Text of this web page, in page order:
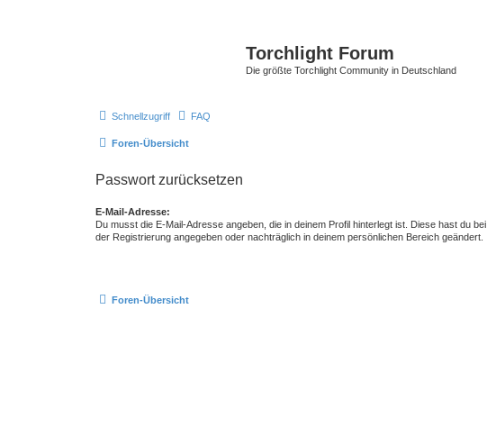
Torchlight Forum
Die größte Torchlight Community in Deutschland
Schnellzugriff FAQ
Foren-Übersicht
Passwort zurücksetzen
E-Mail-Adresse:
Du musst die E-Mail-Adresse angeben, die in deinem Profil hinterlegt ist. Diese hast du bei
der Registrierung angegeben oder nachträglich in deinem persönlichen Bereich geändert.
Foren-Übersicht